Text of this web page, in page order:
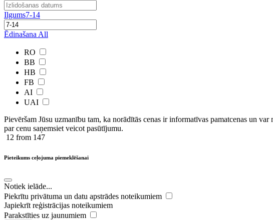
Ilgums7-14
Ēdinašana All
RO
BB
HB
FB
AI
UAI
Pievēršam Jūsu uzmanību tam, ka norādītās cenas ir ​informatīvas ​pamatcenas un
par cenu saņemsiet veicot pasūtījumu.
12 from 147
Pieteikums ceļojuma piemeklēšanai
Notiek ielāde...
Piekrītu privātuma un datu apstrādes noteikumiem
Japiekrīt reģistrācijas noteikumiem
Parakstīties uz jaunumiem